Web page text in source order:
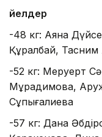
Әйелдер
-48 кг: Аяна
Құралбай, Тасним
-52 кг: Меруерт
Мұрадимова,
Сұпығалиева
-57 кг: Дана